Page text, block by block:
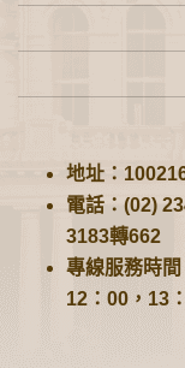
地址：
電話：(02)
3183轉662
專線服務時
12：00，13